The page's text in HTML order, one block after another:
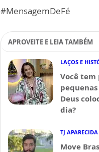
#MensagemDeFé
APROVEITE E LEIA TAMBÉM
LAÇOS E
Você tem
Deus
dia?
TJ APARECIDA
Move